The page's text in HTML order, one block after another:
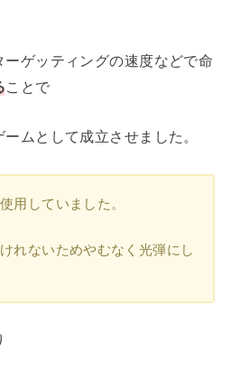
ゲッティングの速度などで命
ことで
ムとして成立させました。
用していました。
れないためやむなく光弾にし